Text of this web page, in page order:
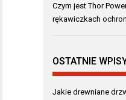
Czym jest Thor
rękawiczkach
OSTATNIE
Jakie drewniane